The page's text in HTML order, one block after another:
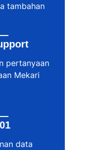
tambahan
pertanyaan
Mekari
data